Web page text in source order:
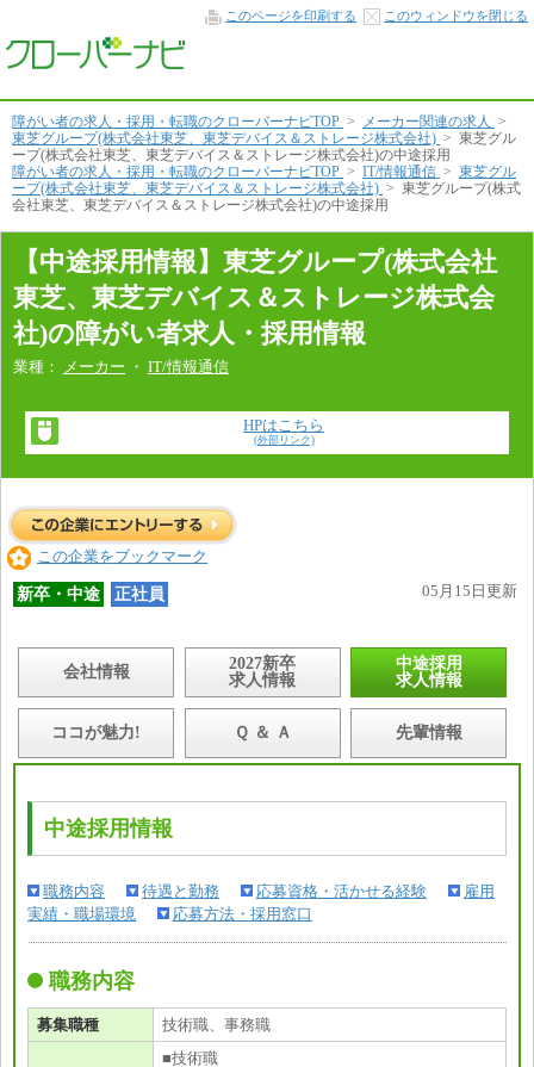
採
用
報
本
文
へ
このページを印刷する このウィンドウを閉じる
障がい者の求人・採用・転職のクローバーナビTOP > メーカー関連の求人 >
東芝グループ(株式会社東芝、東芝デバイス＆ストレージ株式会社) > 東芝グル
ープ(株式会社東芝、東芝デバイス＆ストレージ株式会社)の中途採用
障がい者の求人・採用・転職のクローバーナビTOP > IT/情報通信 > 東芝グル
ープ(株式会社東芝、東芝デバイス＆ストレージ株式会社) > 東芝グループ(株式
会社東芝、東芝デバイス＆ストレージ株式会社)の中途採用
【中途採用情報】東芝グループ(株式会社
東芝、東芝デバイス＆ストレージ株式会
社)の障がい者求人・採用情報
業種： メーカー ・ IT/情報通信
HPはこちら
(外部リンク)
この企業をブックマーク
新卒・中途 正社員 05月15日更新
会社情報
2027新卒
求人情報
中途採用
求人情報
ココが魅力! Ｑ ＆ Ａ 先輩情報
中途採用情報
職務内容 待遇と勤務 応募資格・活かせる経験
雇用
実績・職場環境
応募方法・採用窓口
職務内容
募集職種 技術職、事務職
■技術職